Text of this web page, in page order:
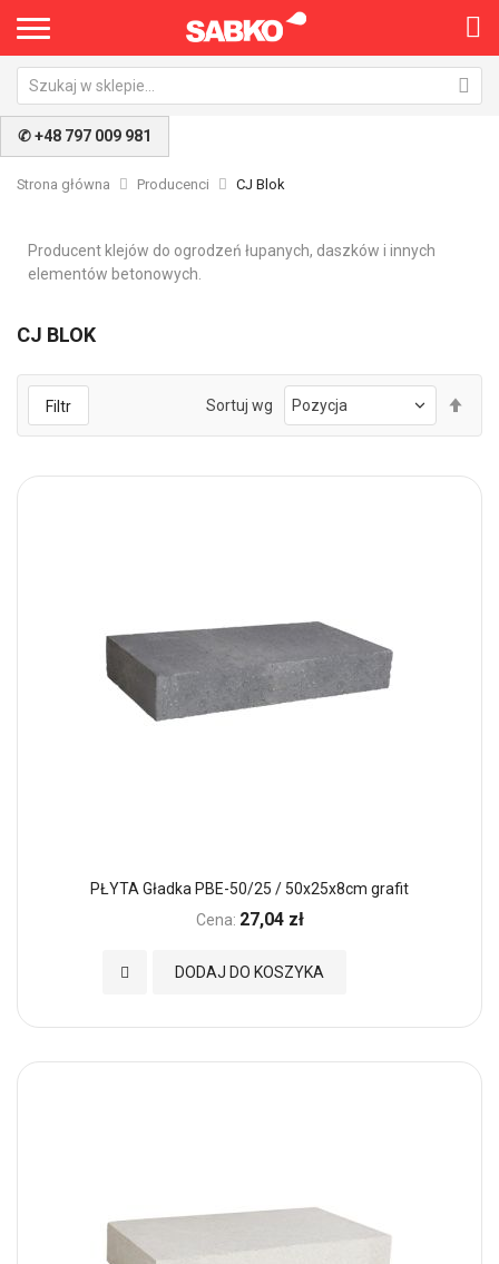
✆ +48 797 009 981
Strona główna Producenci CJ Blok
Producent klejów do ogrodzeń łupanych, daszków i innych
elementów betonowych.
CJ BLOK
Filtr Sortuj wg
PŁYTA Gładka PBE-50/25 / 50x25x8cm grafit
Cena: 27,04 zł
DODAJ DO KOSZYKA
Dodaj do Ulubionych